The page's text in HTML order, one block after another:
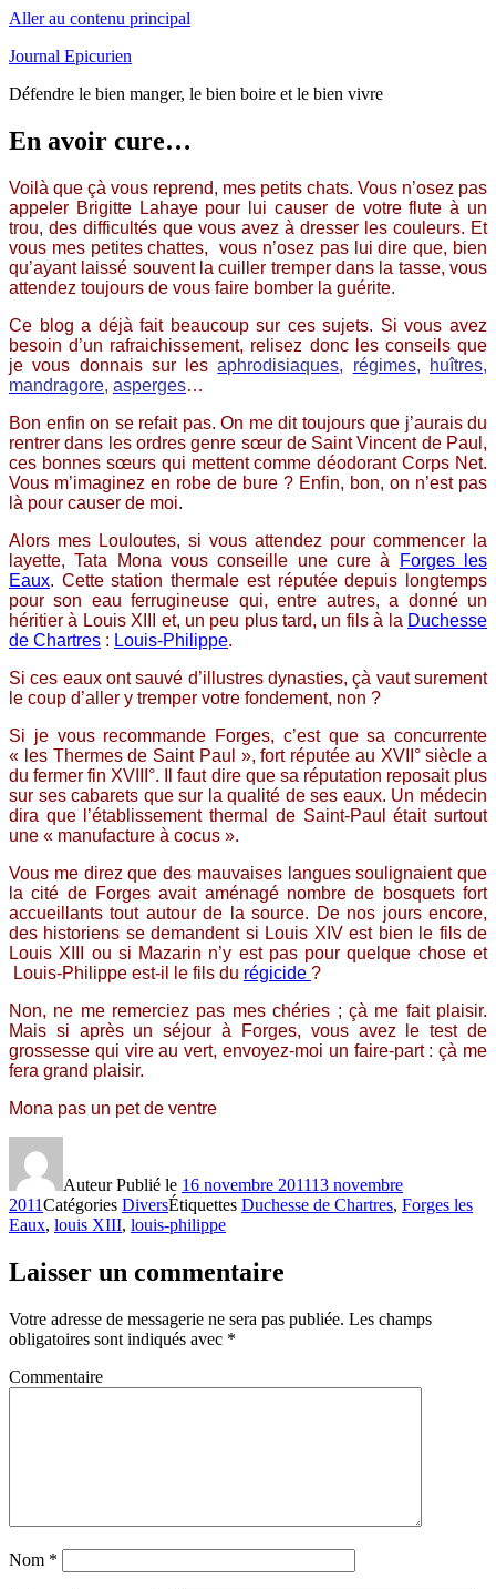
Aller au contenu principal
Journal Epicurien
Défendre le bien manger, le bien boire et le bien vivre
En avoir cure…
Voilà que çà vous reprend, mes petits chats. Vous n’osez pas
appeler Brigitte Lahaye pour lui causer de votre flute à un
trou, des difficultés que vous avez à dresser les couleurs. Et
vous mes petites chattes, vous n’osez pas lui dire que, bien
qu’ayant laissé souvent la cuiller tremper dans la tasse, vous
attendez toujours de vous faire bomber la guérite.
Ce blog a déjà fait beaucoup sur ces sujets. Si vous avez
besoin d’un rafraichissement, relisez donc les conseils que
je vous donnais sur lesaphrodisiaques, régimes, huîtres,
mandragore, asperges…
Bon enfin on se refait pas. On me dit toujours que j’aurais du
rentrer dans les ordres genre sœur de Saint Vincent de Paul,
ces bonnes sœurs qui mettent comme déodorant Corps Net.
Vous m’imaginez en robe de bure ? Enfin, bon, on n’est pas
là pour causer de moi.
Alors mes Louloutes, si vous attendez pour commencer la
layette, Tata Mona vous conseille une cure à
Forges les
Eaux. Cette station thermale est réputée depuis longtemps
pour son eau ferrugineuse qui, entre autres, a donné un
héritier à Louis XIII et, un peu plus tard, un fils à la Duchesse
de Chartres : Louis-Philippe.
Si ces eaux ont sauvé d’illustres dynasties, çà vaut surement
le coup d’aller y tremper votre fondement, non ?
Si je vous recommande Forges, c’est que sa concurrente
« les Thermes de Saint Paul », fort réputée au XVII° siècle a
du fermer fin XVIII°. Il faut dire que sa réputation reposait plus
sur ses cabarets que sur la qualité de ses eaux. Un médecin
dira que l’établissement thermal de Saint-Paul était surtout
une « manufacture à cocus ».
Vous me direz que des mauvaises langues soulignaient que
la cité de Forges avait aménagé nombre de bosquets fort
accueillants tout autour de la source. De nos jours encore,
des historiens se demandent si Louis XIV est bien le fils de
Louis XIII ou si Mazarin n’y est pas pour quelque chose et
Louis-Philippe est-il le fils du régicide ?
Non, ne me remerciez pas mes chéries ; çà me fait plaisir.
Mais si après un séjour à Forges, vous avez le test de
grossesse qui vire au vert, envoyez-moi un faire-part : çà me
fera grand plaisir.
Mona pas un pet de ventre
AuteurPublié le 16 novembre 201113 novembre
2011Catégories DiversÉtiquettes Duchesse de Chartres, Forges les
Eaux, louis XIII, louis-philippe
Laisser un commentaire
Votre adresse de messagerie ne sera pas publiée. Les champs
obligatoires sont indiqués avec *
Commentaire
Nom *